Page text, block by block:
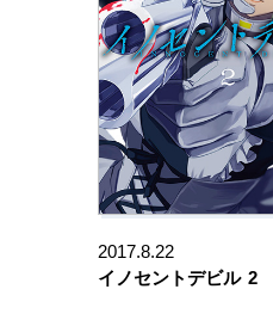
2017.8.22
イノセントデビル 2